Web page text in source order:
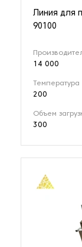
Линия для
90100
14 000
Температура
200
Объем
300